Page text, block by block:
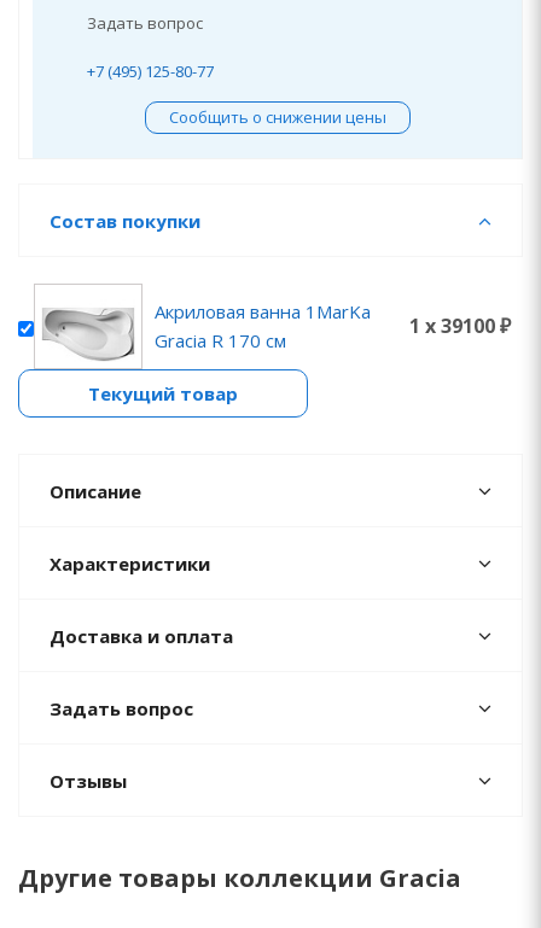
Задать вопрос
+7 (495) 125-80-77
Сообщить о снижении цены
Состав покупки
Акриловая ванна 1MarKa
Gracia R 170 см
1 x 39100 ₽
Текущий товар
Описание
Характеристики
Доставка и оплата
Задать вопрос
Отзывы
Другие товары коллекции Gracia